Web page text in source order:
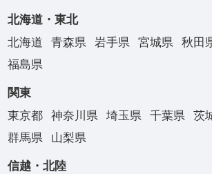
北海道・東北
北海道
青森県 岩手県 宮城県 秋田
福島県
関東
東京都
神奈川県 埼玉県 千葉県 茨
群馬県
山梨県
信越・北陸